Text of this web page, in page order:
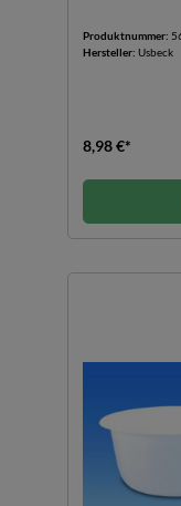
Produktnummer:
Hersteller: Usbeck
8,98 €*